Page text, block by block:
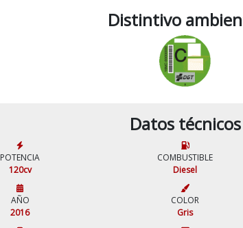
Distintivo
Datos técnicos
POTENCIA
120cv
COMBUSTIBLE
Diesel
AÑO
2016
COLOR
Gris